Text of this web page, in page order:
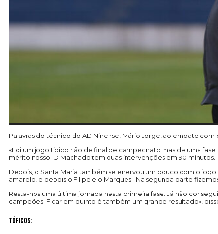
Palavras do técnico do AD Ninense, Mário Jorge, ao empate com
«Foi um jogo típico não de final de campeonato mas de uma
mérito nosso. O Machado tem duas intervenções em 90 minutos.
Depois, o Santa Maria também se enervou um pouco com o
amarelo, e depois o Filipe e o Marques. Na segunda parte
Resta-nos uma última jornada nesta primeira fase. Já não
campeões. Ficar em quinto é também um grande resultado»,
Tópicos: